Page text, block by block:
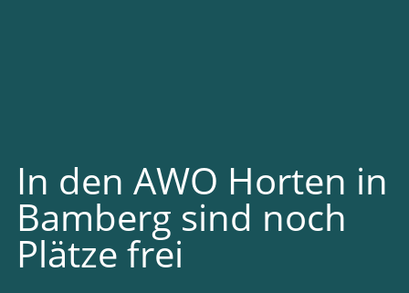
In den AWO Horten in
Bamberg sind noch
Plätze frei